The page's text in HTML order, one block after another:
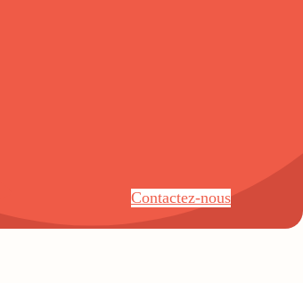
Contactez-nous